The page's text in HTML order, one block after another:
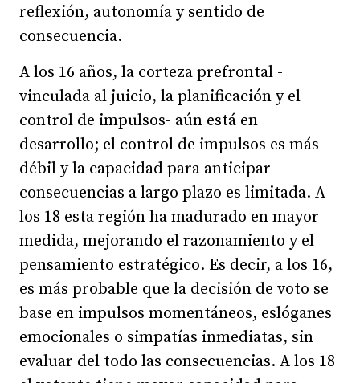
reflexión, autonomía y sentido de
consecuencia.
A los 16 años, la corteza prefrontal -
vinculada al juicio, la planificación y el
control de impulsos- aún está en
desarrollo; el control de impulsos es más
débil y la capacidad para anticipar
consecuencias a largo plazo es limitada. A
los 18 esta región ha madurado en mayor
medida, mejorando el razonamiento y el
pensamiento estratégico. Es decir, a los 16,
es más probable que la decisión de voto se
base en impulsos momentáneos, eslóganes
emocionales o simpatías inmediatas, sin
evaluar del todo las consecuencias. A los 18